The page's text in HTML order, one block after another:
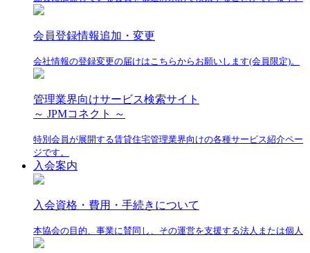
会員登録情報追加・変更
会社情報の登録変更の届けはこちらからお願いします(会員限定)。
管理業界向けサービス検索サイト
～ JPMコネクト ～
特別会員が展開する賃貸住宅管理業界向けの各種サービス紹介ペー
ジです。
入会案内
入会資格・費用・手続きについて
本協会の目的、事業に賛同し、その運営を支援する法人または個人